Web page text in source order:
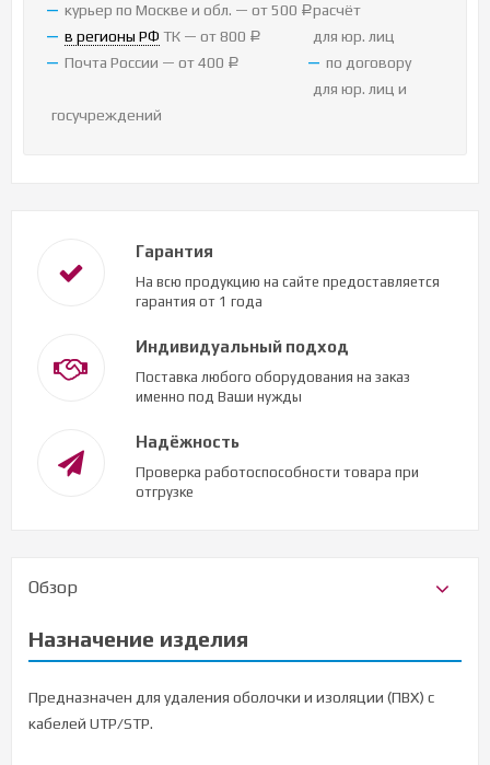
курьер по Москве и обл. — от 500 Р
в регионы РФ ТК — от 800 Р
Почта России — от 400 Р
расчёт
для юр. лиц
по договору
для юр. лиц и
госучреждений
Гарантия
На всю продукцию на сайте предоставляется
гарантия от 1 года
Индивидуальный подход
Поставка любого оборудования на заказ
именно под Ваши нужды
Надёжность
Проверка работоспособности товара при
отгрузке
Обзор
Назначение изделия
Предназначен для удаления оболочки и изоляции (ПВХ) с
кабелей UTP/STP.